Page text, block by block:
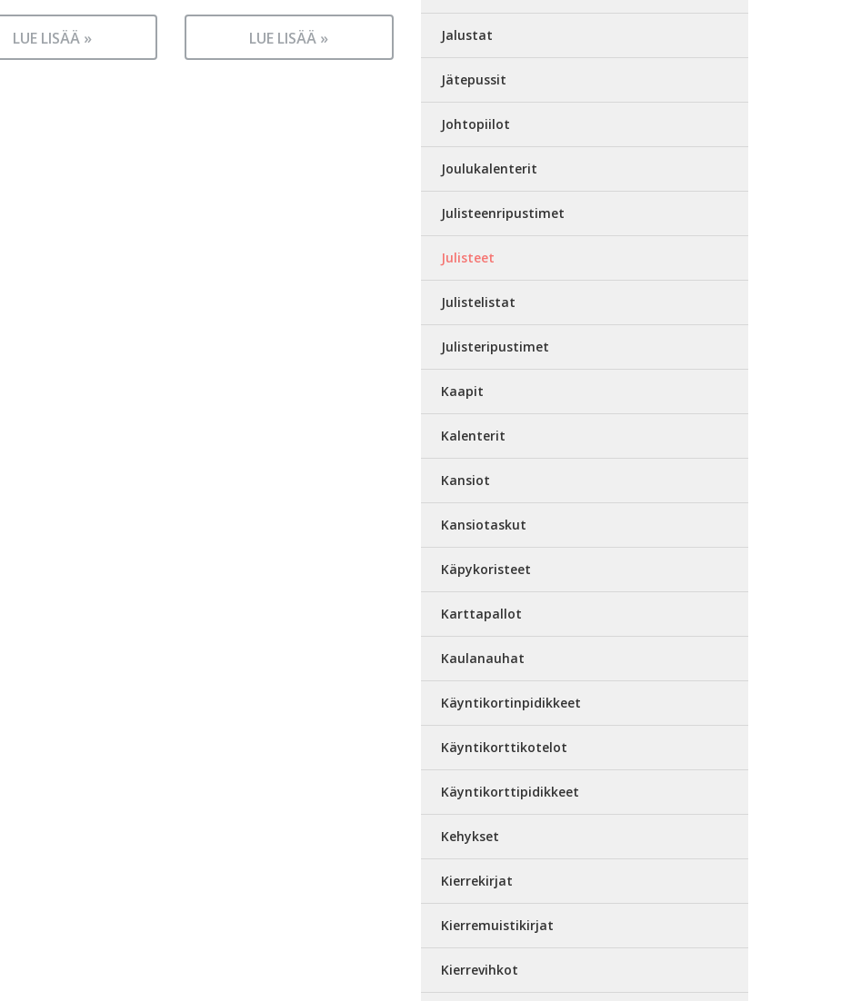
LUE LISÄÄ » LUE LISÄÄ » Jalustat
Jätepussit
Johtopiilot
Joulukalenterit
Julisteenripustimet
Julisteet
Julistelistat
Julisteripustimet
Kaapit
Kalenterit
Kansiot
Kansiotaskut
Käpykoristeet
Karttapallot
Kaulanauhat
Käyntikortinpidikkeet
Käyntikorttikotelot
Käyntikorttipidikkeet
Kehykset
Kierrekirjat
Kierremuistikirjat
Kierrevihkot